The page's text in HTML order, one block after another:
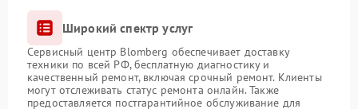
Широкий спектр услуг
Сервисный центр Blomberg обеспечивает доставку
техники по всей РФ, бесплатную диагностику и
качественный ремонт, включая срочный ремонт. Клиенты
могут отслеживать статус ремонта онлайн. Также
предоставляется постгарантийное обслуживание для